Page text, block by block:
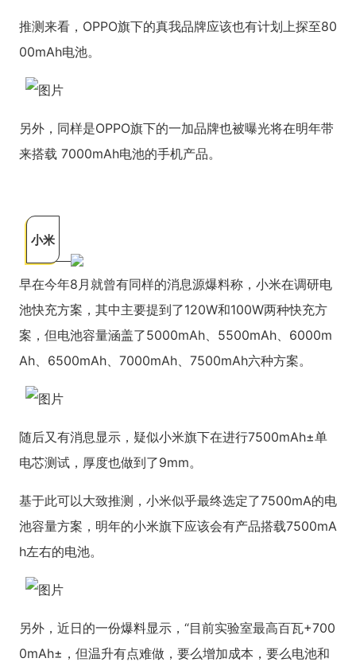
推测来看，OPPO旗下的真我品牌应该也有计划上探至80
00mAh电池。
另外，同样是OPPO旗下的一加品牌也被曝光将在明年带
来搭载 7000mAh电池的手机产品。
小米
早在今年8月就曾有同样的消息源爆料称，小米在调研电
池快充方案，其中主要提到了120W和100W两种快充方
案，但电池容量涵盖了5000mAh、5500mAh、6000m
Ah、6500mAh、7000mAh、7500mAh六种方案。
随后又有消息显示，疑似小米旗下在进行7500mAh±单
电芯测试，厚度也做到了9mm。
基于此可以大致推测，小米似乎最终选定了7500mA的电
池容量方案，明年的小米旗下应该会有产品搭载7500mA
h左右的电池。
另外，近日的一份爆料显示，“目前实验室最高百瓦+700
0mAh±，但温升有点难做，要么增加成本，要么电池和